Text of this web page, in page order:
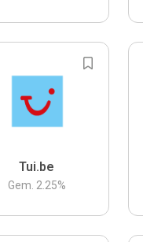
Tui.be
Gem. 2.25%